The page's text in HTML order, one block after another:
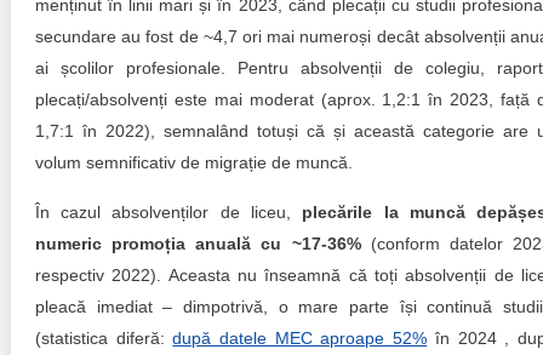
menținut în linii mari și în 2023, când plecații cu studii
secundare au fost de ~4,7 ori mai numeroși decât absolvenții
ai școlilor profesionale. Pentru absolvenții de colegiu,
plecați/absolvenți este mai moderat (aprox. 1,2:1 în 2023, față
1,7:1 în 2022), semnalând totuși că și această categorie are
volum semnificativ de migrație de muncă.
În cazul absolvenților de liceu, plecările la muncă
numeric promoția anuală cu ~17-36%(conform datelor
respectiv 2022). Aceasta nu înseamnă că toți absolvenții de
pleacă imediat – dimpotrivă, o mare parte își continuă
(statistica diferă:după datele MEC aproape 52% în 2024 ,